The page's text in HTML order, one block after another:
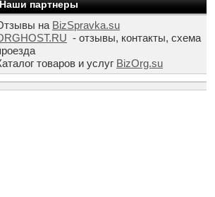
Наши партнеры
на BizSpravka.su
- отзывы, контакты, схема
товаров и услуг BizOrg.su